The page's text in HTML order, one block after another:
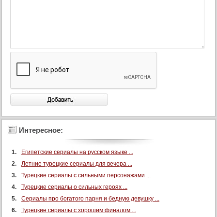
95 серия (суб)
99 серия (суб)
101 серия (суб)
102 серия (суб)
105 серия (суб)
Интересное:
Египетские сериалы на русском языке ...
Летние турецкие сериалы для вечера ...
Турецкие сериалы с сильными персонажами ...
Турецкие сериалы о сильных героях ...
Сериалы про богатого парня и бедную девушку ...
Турецкие сериалы с хорошим финалом ...